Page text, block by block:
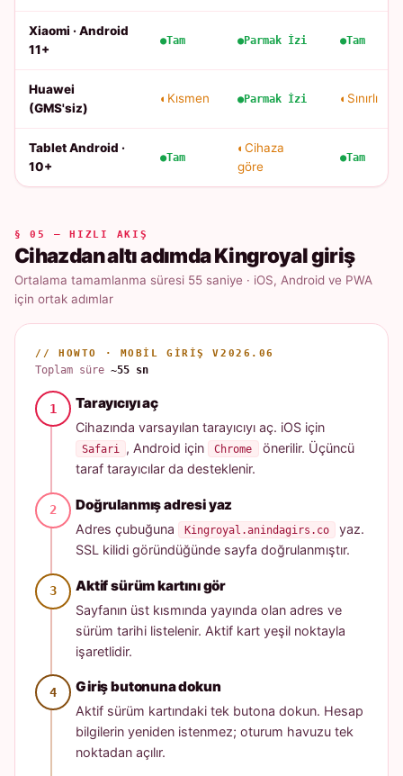
Xiaomi · Android
11+
Tam Parmak İzi Tam
Huawei
(GMS'siz)
Kısmen Parmak İzi Sınırlı
Tablet Android ·
10+
Tam
Cihaza
göre
Tam
§ 05 — HIZLI AKIŞ
Cihazdan altı adımda Kingroyal giriş
Ortalama tamamlanma süresi 55 saniye · iOS, Android ve PWA
için ortak adımlar
// HOWTO · MOBIL GIRIŞ V2026.06
Toplam süre~55 sn
Tarayıcıyı aç
Cihazında varsayılan tarayıcıyı aç. iOS için
Safari , Android için Chrome
önerilir. Üçüncü
taraf tarayıcılar da desteklenir.
Doğrulanmış adresi yaz
Adres çubuğuna Kingroyal.anindagirs.co
yaz.
SSL kilidi göründüğünde sayfa doğrulanmıştır.
Aktif sürüm kartını gör
Sayfanın üst kısmında yayında olan adres ve
sürüm tarihi listelenir. Aktif kart yeşil noktayla
işaretlidir.
Giriş butonuna dokun
Aktif sürüm kartındaki tek butona dokun. Hesap
bilgilerin yeniden istenmez; oturum havuzu tek
noktadan açılır.